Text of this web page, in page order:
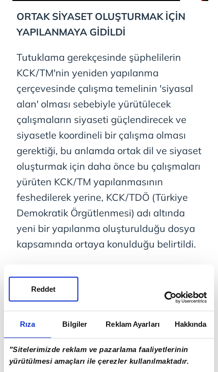
Rıza Bilgiler Reklam Ayarları Hakkında
"Sitelerimizde reklam ve pazarlama faaliyetlerinin
yürütülmesi amaçları ile çerezler kullanılmaktadır.
Reddet
ORTAK SİYASET OLUŞTURMAK İÇİN
YAPILANMAYA GİDİLDİ
Tutuklama gerekçesinde şüphelilerin
KCK/TM'nin yeniden yapılanma
çerçevesinde çalışma temelinin 'siyasal
alan' olması sebebiyle yürütülecek
çalışmaların siyaseti güçlendirecek ve
siyasetle koordineli bir çalışma olması
gerektiği, bu anlamda ortak dil ve siyaset
oluşturmak için daha önce bu çalışmaları
yürüten KCK/TM yapılanmasının
feshedilerek yerine, KCK/TDÖ (Türkiye
Demokratik Örgütlenmesi) adı altında
yeni bir yapılanma oluşturulduğu dosya
kapsamında ortaya konulduğu belirtildi.